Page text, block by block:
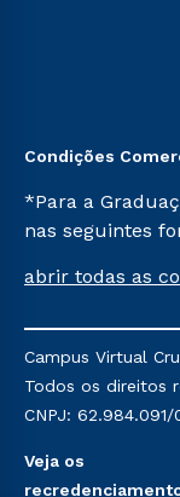
Condições
*Para a
nas seguintes
Já para as
mencionadas
Religioso,
do Ensino de
abrir todas as
Campus Virtual
Todos os direitos
CNPJ: 62.984.091/
Veja os